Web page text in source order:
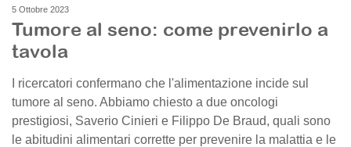
5 Ottobre 2023
Tumore al seno: come prevenirlo a
tavola
I ricercatori confermano che l'alimentazione incide sul
tumore al seno. Abbiamo chiesto a due oncologi
prestigiosi, Saverio Cinieri e Filippo De Braud, quali sono
le abitudini alimentari corrette per prevenire la malattia e le